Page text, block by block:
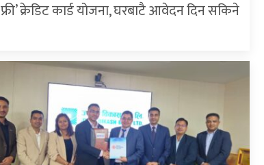
फ्री’ क्रेडिट कार्ड योजना, घरबाटै आवेदन दिन सकिने